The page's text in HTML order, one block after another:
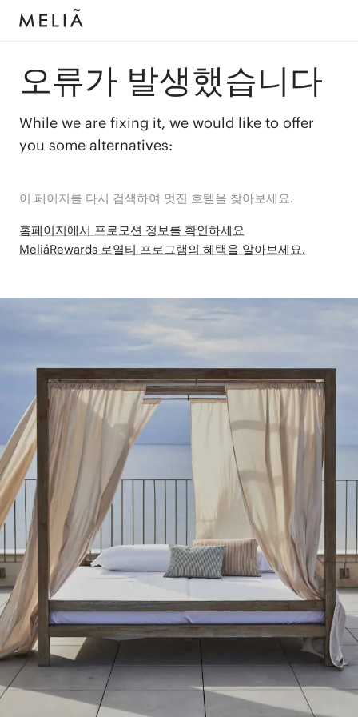
오류가 발생했습니다
While we are fixing it, we would like to offer
you some alternatives:
이 페이지를 다시 검색하여 멋진 호텔을 찾아보세요.
홈페이지에서 프로모션 정보를 확인하세요
MeliáRewards 로열티 프로그램의 혜택을 알아보세요.